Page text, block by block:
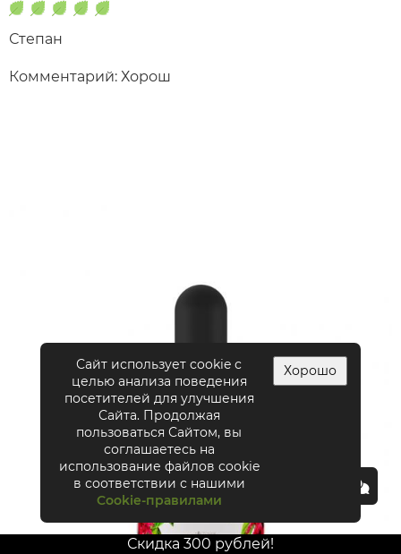
Степан
Комментарий: Хорош
Сайт использует cookie с
целью анализа поведения
посетителей для улучшения
Сайта. Продолжая
пользоваться Сайтом, вы
соглашаетесь на
использование файлов cookie
в соответствии с нашими
Cookie-правилами
Хорошо
Скидка 300 рублей!